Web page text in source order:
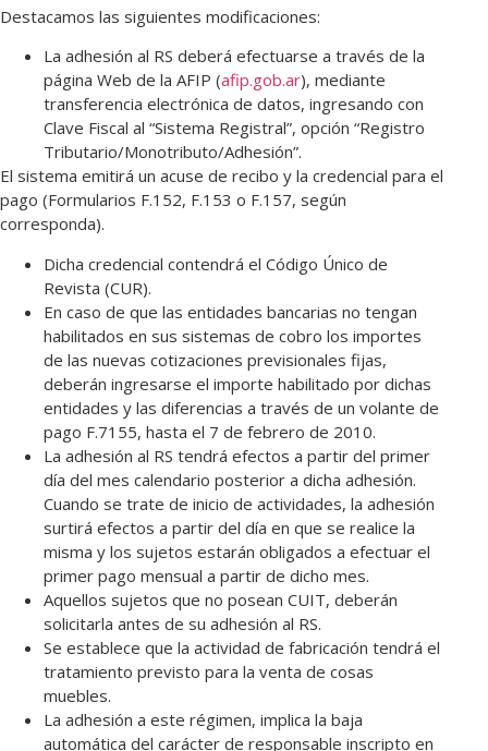
Destacamos las siguientes modificaciones:
La adhesión al RS deberá efectuarse a través de la
página Web de la AFIP (afip.gob.ar), mediante
transferencia electrónica de datos, ingresando con
Clave Fiscal al “Sistema Registral”, opción “Registro
Tributario/Monotributo/Adhesión”.
El sistema emitirá un acuse de recibo y la credencial para el
pago (Formularios F.152, F.153 o F.157, según
corresponda).
Dicha credencial contendrá el Código Único de
Revista (CUR).
En caso de que las entidades bancarias no tengan
habilitados en sus sistemas de cobro los importes
de las nuevas cotizaciones previsionales fijas,
deberán ingresarse el importe habilitado por dichas
entidades y las diferencias a través de un volante de
pago F.7155, hasta el 7 de febrero de 2010.
La adhesión al RS tendrá efectos a partir del primer
día del mes calendario posterior a dicha adhesión.
Cuando se trate de inicio de actividades, la adhesión
surtirá efectos a partir del día en que se realice la
misma y los sujetos estarán obligados a efectuar el
primer pago mensual a partir de dicho mes.
Aquellos sujetos que no posean CUIT, deberán
solicitarla antes de su adhesión al RS.
Se establece que la actividad de fabricación tendrá el
tratamiento previsto para la venta de cosas
muebles.
La adhesión a este régimen, implica la baja
automática del carácter de responsable inscripto en